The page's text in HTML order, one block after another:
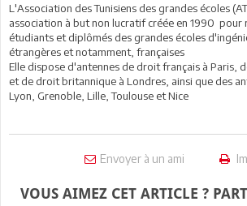
L'Association des Tunisiens des grandes écoles
association à but non lucratif créée en 1990 pour
étudiants et diplômés des grandes écoles
étrangères et notamment, françaises
Elle dispose d'antennes de droit français à Paris,
et de droit britannique à Londres, ainsi que des
Lyon, Grenoble, Lille, Toulouse et Nice
Envoyer à un ami
VOUS AIMEZ CET ARTICLE ?